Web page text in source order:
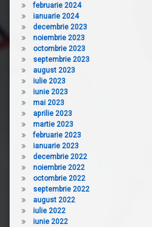
februarie 2024
ianuarie 2024
decembrie 2023
noiembrie 2023
octombrie 2023
septembrie 2023
august 2023
iulie 2023
iunie 2023
mai 2023
aprilie 2023
martie 2023
februarie 2023
ianuarie 2023
decembrie 2022
noiembrie 2022
octombrie 2022
septembrie 2022
august 2022
iulie 2022
iunie 2022